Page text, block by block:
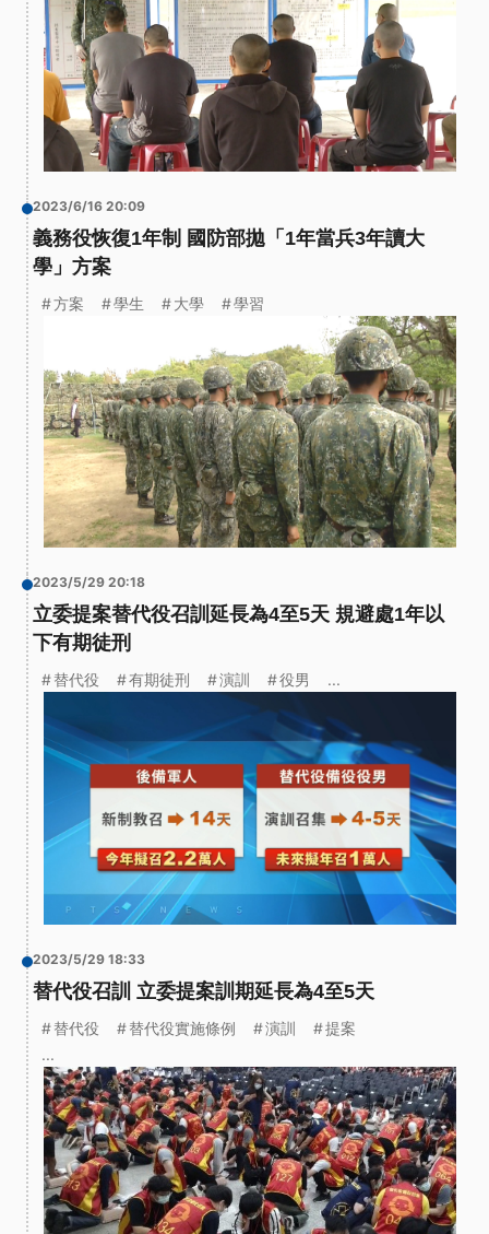
2023/6/16 20:09
義務役恢復1年制 國防部拋「1年當兵3年讀大
學」方案
方案 學生 大學 學習
2023/5/29 20:18
立委提案替代役召訓延長為4至5天 規避處1年以
下有期徒刑
替代役 有期徒刑 演訓 役男 ...
2023/5/29 18:33
替代役召訓 立委提案訓期延長為4至5天
替代役 替代役實施條例 演訓
提案
...